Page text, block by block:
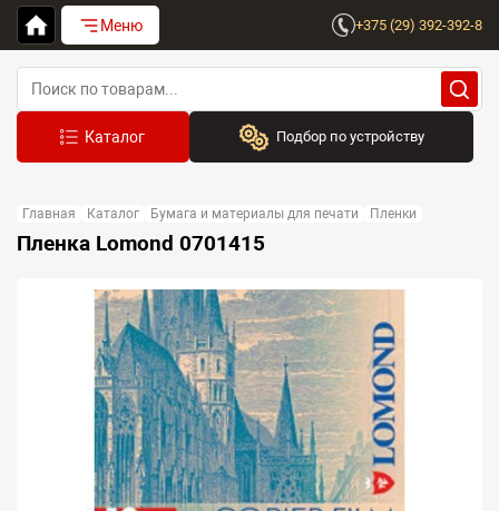
Меню +375 (29) 392-392-8
Подбор по устройству
Выберите бренд
Сначала выберите бренд
Главная Каталог Бумага и материалы для печати Пленки
Пленка Lomond 0701415